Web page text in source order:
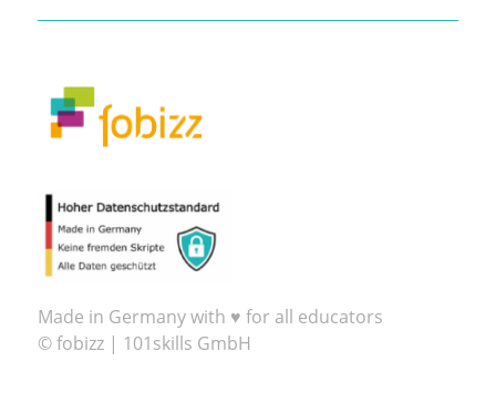
Made in Germany with ♥ for all educators
© fobizz | 101skills GmbH